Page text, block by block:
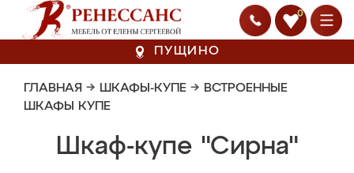
0
ПУЩИНО
ГЛАВНАЯ → ШКАФЫ-КУПЕ → ВСТРОЕННЫЕ
ШКАФЫ КУПЕ
Шкаф-купе "Сирна"